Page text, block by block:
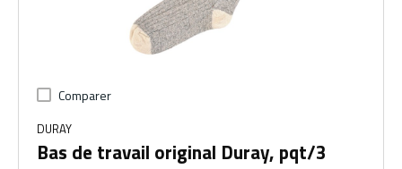
Comparer
DURAY
Bas de travail original Duray, pqt/3